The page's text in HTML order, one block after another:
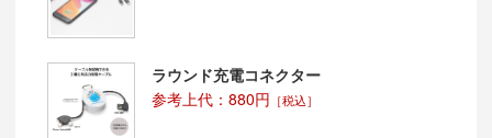
ラウンド充電コネクター
参考上代：880円 ［税込］